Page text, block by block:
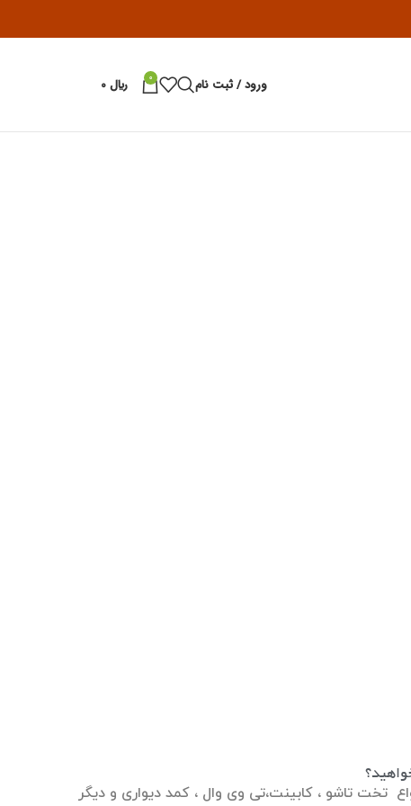
ورود / ثبت نام 0 ﷼
تخت تاشو ، کابینت،تی وی وال ، کمد دیواری و دیگر